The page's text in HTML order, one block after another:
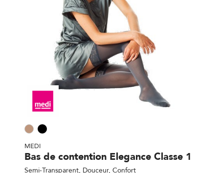
MEDI
Bas de contention Elegance Classe 1
Semi-Transparent, Douceur, Confort